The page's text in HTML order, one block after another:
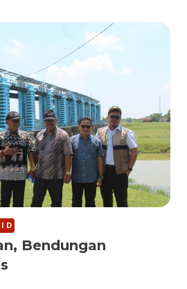
D
Bendungan